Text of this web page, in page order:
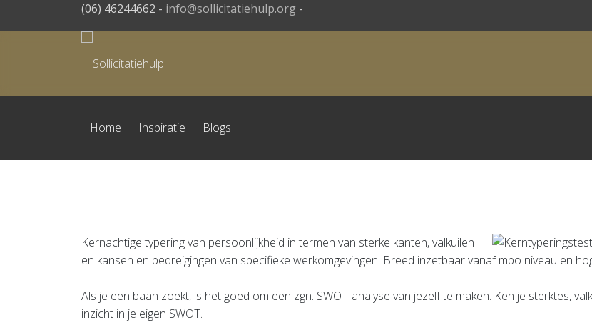
(06) 46244662 - info@sollicitatiehulp.org -
Home Inspiratie Blogs
Kernachtige typering van persoonlijkheid in termen van sterke kanten, valkuilen
en kansen en bedreigingen van specifieke werkomgevingen. Breed inzetbaar vanaf mbo niveau en
Als je een baan zoekt, is het goed om een zgn. SWOT-analyse van jezelf te maken. Ken je sterktes,
inzicht in je eigen SWOT.